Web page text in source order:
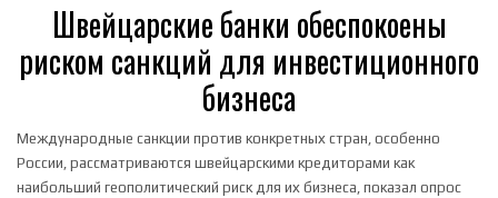
Швейцарские банки обеспокоены
риском санкций для инвестиционного
бизнеса
Международные санкции против конкретных стран, особенно
России, рассматриваются швейцарскими кредиторами как
наибольший геополитический риск для их бизнеса, показал опрос